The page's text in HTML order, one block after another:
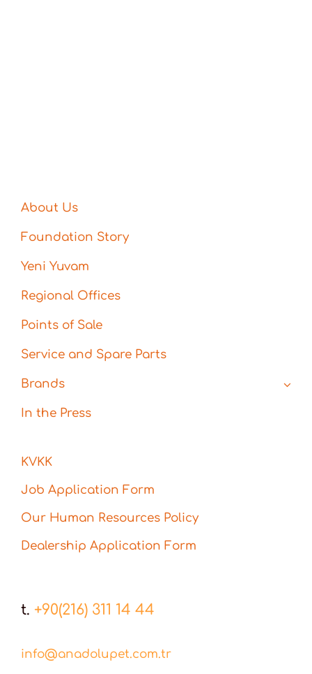
About Us
Foundation Story
Yeni Yuvam
Regional Offices
Points of Sale
Service and Spare Parts
Brands
In the Press
KVKK
Job Application Form
Our Human Resources Policy
Dealership Application Form
t. +90(216) 311 14 44
info@anadolupet.com.tr